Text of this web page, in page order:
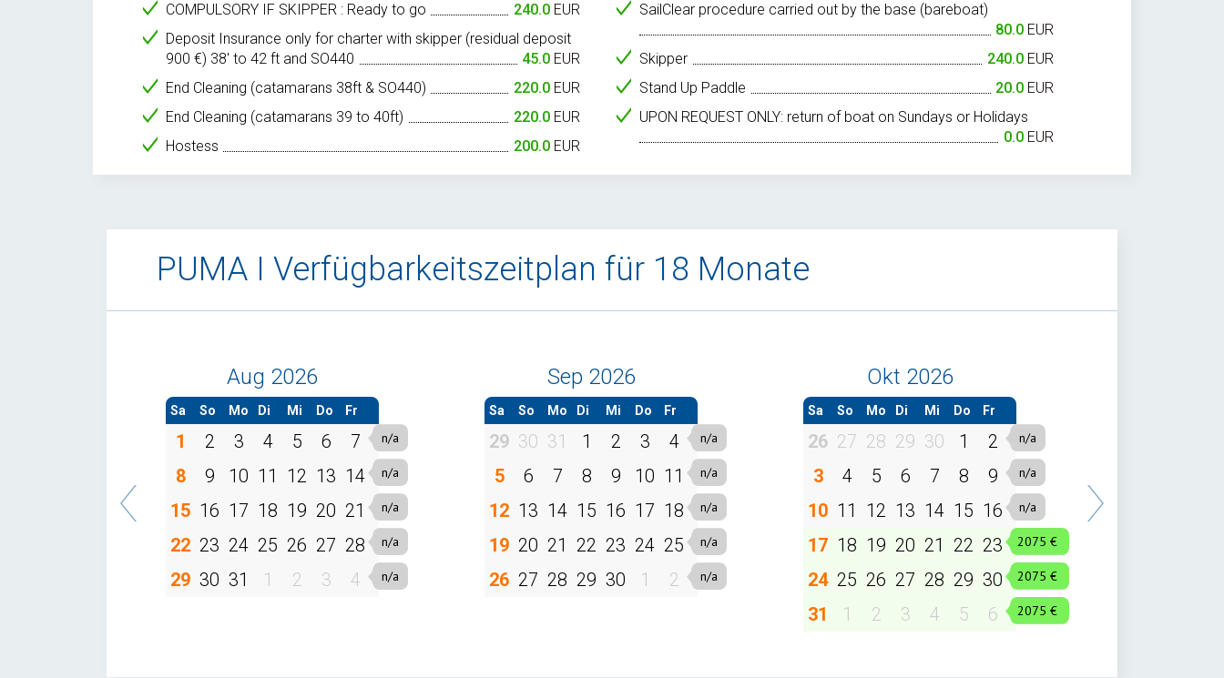
COMPULSORY IF SKIPPER : Ready to go
240.0 EUR
Deposit Insurance only for charter with skipper (residual deposit
900 €) 38' to 42 ft and SO440
45.0 EUR
End Cleaning (catamarans 38ft & SO440)
220.0 EUR
End Cleaning (catamarans 39 to 40ft)
220.0 EUR
Hostess
200.0 EUR
SailClear procedure carried out by the base (bareboat)
80.0 EUR
Skipper
240.0 EUR
Stand Up Paddle
20.0 EUR
UPON REQUEST ONLY: return of boat on Sundays or Holidays
0.0 EUR
PUMA I Verfügbarkeitszeitplan für 18 Monate
Aug 2026
Sa So Mo Di Mi Do Fr
1 2 3 4 5 6
7
8
9 10 11 12 13 14
15 16 17 18 19 20 21
22 23 24 25 26 27 28
29 30 31 1 2 3 4
Sep 2026
Sa So Mo Di Mi Do Fr
29 30 31 1 2 3
4
5
6 7 8 9 10 11
12 13 14 15 16 17 18
19 20 21 22 23 24 25
26 27 28 29 30 1 2
Okt 2026
Sa So Mo Di Mi Do Fr
26 27 28 29 30 1
2
3
4 5 6 7 8
9
10 11 12 13 14 15 16
17 18 19 20 21 22 23
24 25 26 27 28 29 30
31
1 2 3 4 5 6